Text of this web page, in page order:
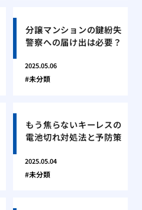
分譲マンションの鍵紛失
警察への届け出は必要？
2025.05.06
未分類
もう焦らないキーレスの
電池切れ対処法と予防策
2025.05.04
未分類